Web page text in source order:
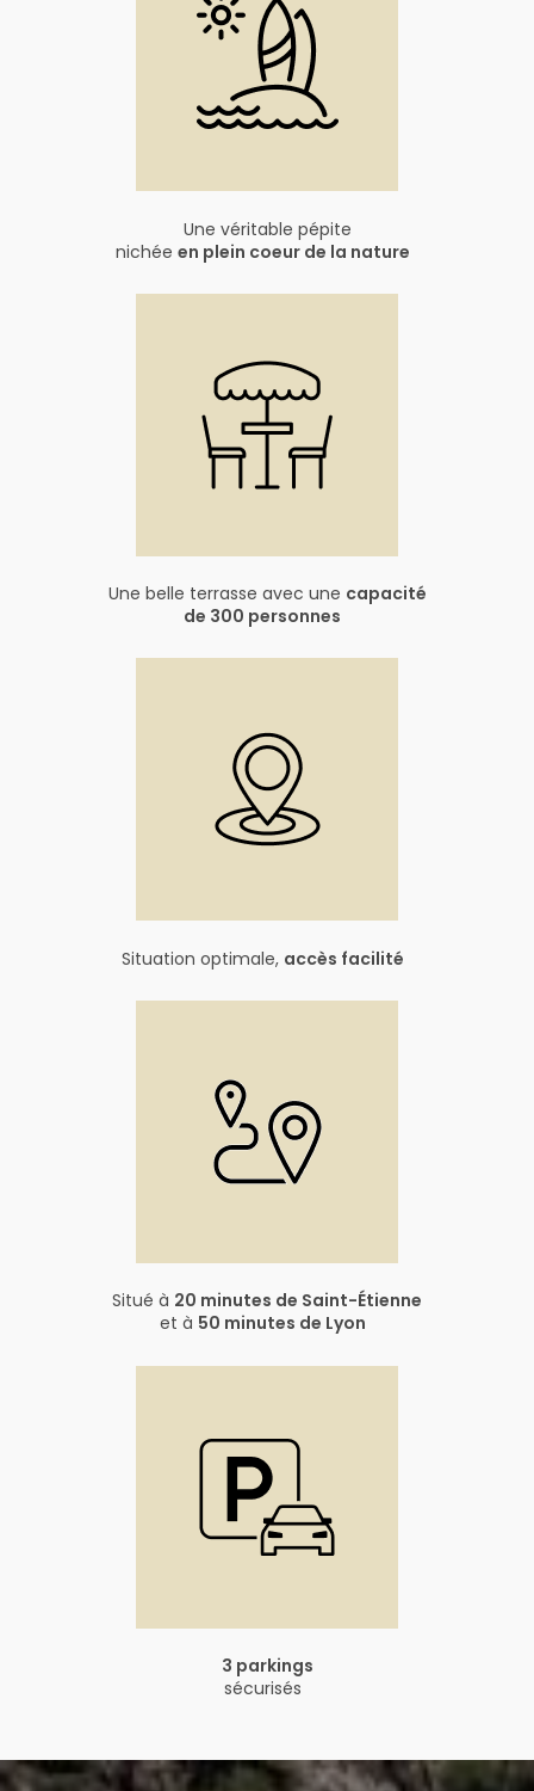
Une véritable pépite
nichée en plein coeur de la nature
Une belle terrasse avec une capacité
de 300 personnes
Situation optimale, accès facilité
Situé à 20 minutes de Saint-Étienne
et à 50 minutes de Lyon
3 parkings
sécurisés